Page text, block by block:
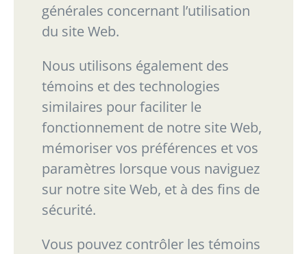
générales concernant l’utilisation
du site Web.
Nous utilisons également des
témoins et des technologies
similaires pourfaciliter le
fonctionnement de notre site Web,
mémoriser vos préférences et vos
paramètres lorsque vous naviguez
sur notre site Web, et à des fins de
sécurité.
Vous pouvez contrôler les témoins